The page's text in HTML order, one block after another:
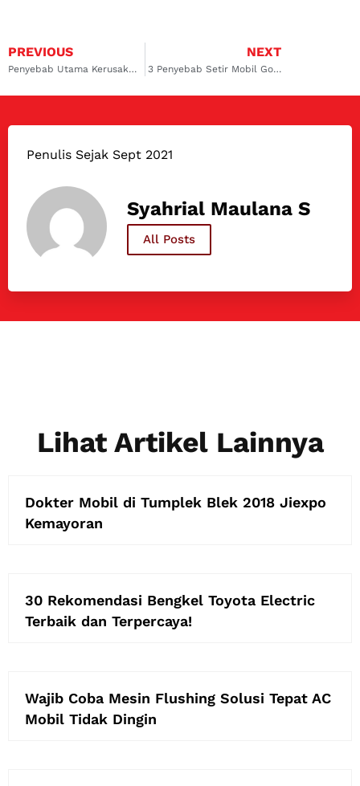
PREVIOUS
Penyebab Utama Kerusakan Thermistor AC Mobil dan Solusinya
NEXT
3 Penyebab Setir Mobil Goyang Saat Jalan & Solusinya
Penulis Sejak Sept 2021
Syahrial Maulana S
All Posts
Lihat Artikel Lainnya
Dokter Mobil di Tumplek Blek 2018 Jiexpo
Kemayoran
30 Rekomendasi Bengkel Toyota Electric
Terbaik dan Terpercaya!
Wajib Coba Mesin Flushing Solusi Tepat AC
Mobil Tidak Dingin